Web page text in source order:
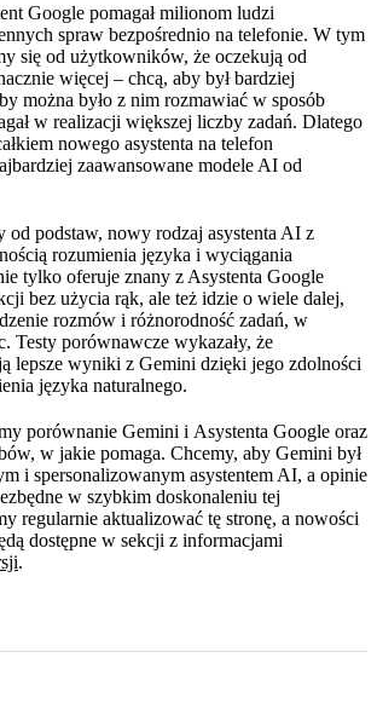
Google pomagał milionom ludzi
spraw bezpośrednio na telefonie. W tym
się od użytkowników, że oczekują od
więcej – chcą, aby był bardziej
można było z nim rozmawiać w sposób
w realizacji większej liczby zadań. Dlatego
nowego asystenta na telefon
zaawansowane modele AI od
od podstaw, nowy rodzaj asystenta AI z
rozumienia języka i wyciągania
tylko oferuje znany z Asystenta Google
bez użycia rąk, ale też idzie o wiele dalej,
rozmów i różnorodność zadań, w
Testy porównawcze wykazały, że
lepsze wyniki z Gemini dzięki jego zdolności
języka naturalnego.
porównanie Gemini i Asystenta Google oraz
w jakie pomaga. Chcemy, aby Gemini był
i spersonalizowanym asystentem AI, a opinie
w szybkim doskonaleniu tej
regularnie aktualizować tę stronę, a nowości
dostępne w sekcji z informacjami
.